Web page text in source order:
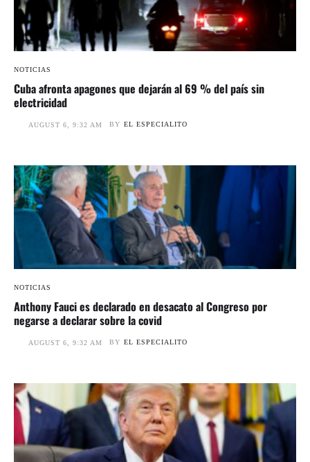
NOTICIAS
Cuba afronta apagones que dejarán al 69 % del país sin
electricidad
AUGUST 6, 9:32 AM BY EL ESPECIALITO
NOTICIAS
Anthony Fauci es declarado en desacato al Congreso por
negarse a declarar sobre la covid
AUGUST 6, 9:32 AM BY EL ESPECIALITO